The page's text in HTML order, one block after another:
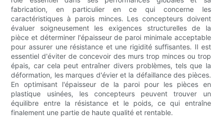
fabrication, en particulier en ce qui concerne les
caractéristiques à parois minces. Les concepteurs doivent
évaluer soigneusement les exigences structurelles de la
pièce et déterminer l'épaisseur de paroi minimale acceptable
pour assurer une résistance et une rigidité suffisantes. Il est
essentiel d'éviter de concevoir des murs trop minces ou trop
épais, car cela peut entraîner divers problèmes, tels que la
déformation, les marques d'évier et la défaillance des pièces.
En optimisant l'épaisseur de la paroi pour les pièces en
plastique usinées, les concepteurs peuvent trouver un
équilibre entre la résistance et le poids, ce qui entraîne
finalement une partie de haute qualité et rentable.